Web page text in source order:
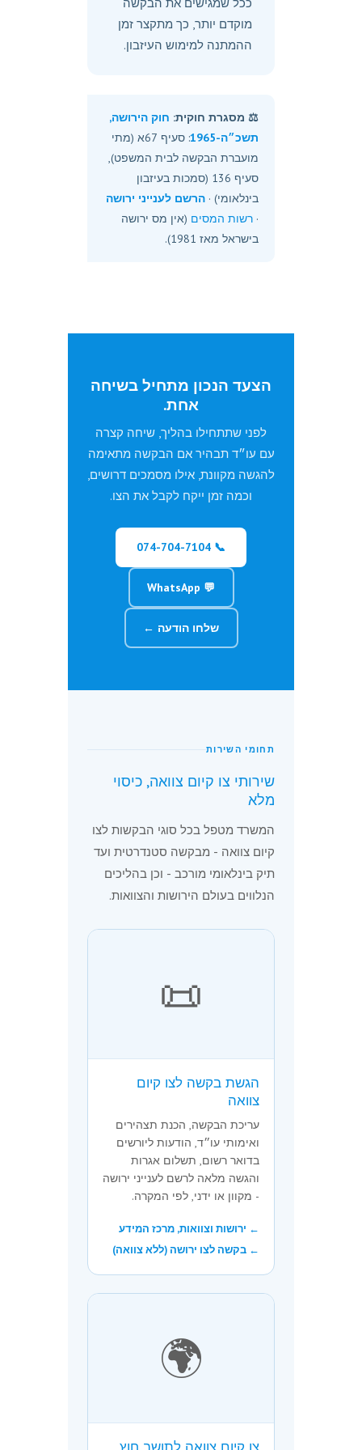
מוקדם יותר, כך מתקצר זמן
ההמתנה למימוש העיזבון.
⚖️ מסגרת חוקית: חוק הירושה,
תשכ״ה-1965
: סעיף 67א (מתי
מועברת הבקשה לבית המשפט),
סעיף 136 (סמכות בעיזבון
בינלאומי) · הרשם לענייני ירושה
· רשות המסים (אין מס ירושה
בישראל מאז 1981).
הצעד הנכון מתחיל בשיחה
אחת.
לפני שתתחילו בהליך, שיחה קצרה
עם עו״ד תבהיר אם הבקשה מתאימה
להגשה מקוונת, אילו מסמכים דרושים,
וכמה זמן ייקח לקבל את הצו.
📞 074-704-7104
💬 WhatsApp
שלחו הודעה ←
תחומי השירות
שירותי צו קיום צוואה, כיסוי
מלא
המשרד מטפל בכל סוגי הבקשות לצו
קיום צוואה - מבקשה סטנדרטית ועד
תיק בינלאומי מורכב - וכן בהליכים
הנלווים בעולם הירושות והצוואות.
📜
הגשת בקשה לצו קיום
צוואה
עריכת הבקשה, הכנת תצהירים
ואימותי עו״ד, הודעות ליורשים
בדואר רשום, תשלום אגרות
והגשה מלאה לרשם לענייני ירושה
- מקוון או ידני, לפי המקרה.
← ירושות וצוואות, מרכז המידע
← בקשה לצו ירושה (ללא צוואה)
🌍